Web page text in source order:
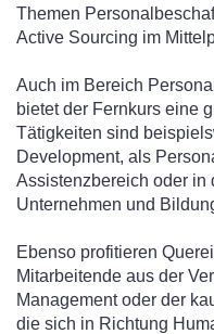
Themen
Active Sourcing im
Auch im Bereich
bietet der Fernkurs eine
Tätigkeiten sind
Development, als
Assistenzbereich oder in
Unternehmen und
Ebenso profitieren
Mitarbeitende aus der
Management oder der
die sich in Richtung